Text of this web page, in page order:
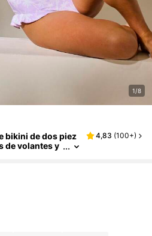
1/8
bikini de dos piez
de volantes y
4,83 (100+)